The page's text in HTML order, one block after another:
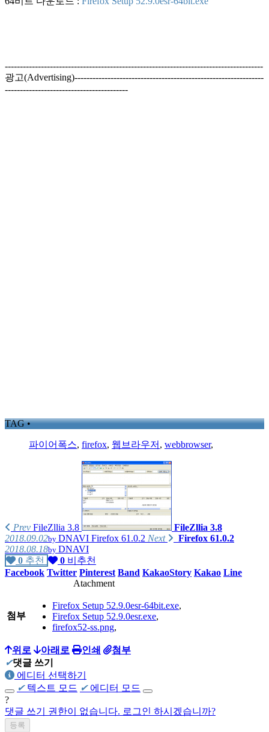
--------------------------------------------------------------------------------------
광고(Advertising)---------------------------------------------------------------
-----------------------------------------
TAG •
파이어폭스, firefox, 웹브라우저 , webbrowser,
Prev FileZllia 3.8
FileZllia 3.8
2018.09.02by DNAVI Firefox 61.0.2 Next
Firefox 61.0.2
2018.08.18by DNAVI
0 추천 0 비추천
Facebook Twitter Pinterest Band KakaoStory Kakao Line
Atachment
첨부
Firefox Setup 52.9.0esr-64bit.exe,
Firefox Setup 52.9.0esr.exe,
firefox52-ss.png,
위로 아래로 인쇄
첨부
✔댓글 쓰기
에디터 선택하기
✔ 텍스트 모드 ✔ 에디터 모드
?
댓글 쓰기 권한이 없습니다. 로그인 하시겠습니까?